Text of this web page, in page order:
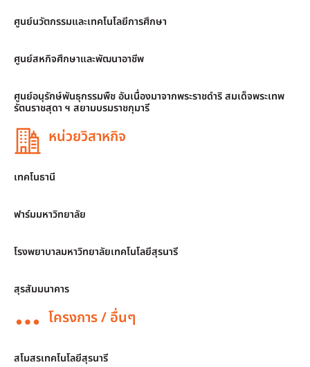
ศูนย์นวัตกรรมและเทคโนโลยีการศึกษา
ศูนย์สหกิจศึกษาและพัฒนาอาชีพ
ศูนย์อนุรักษ์พันธุกรรมพืช อันเนื่องมาจากพระราชดำริ สมเด็จพระเทพ
รัตนราชสุดา ฯ สยามบรมราชกุมารี
หน่วยวิสาหกิจ
เทคโนธานี
ฟาร์มมหาวิทยาลัย
โรงพยาบาลมหาวิทยาลัยเทคโนโลยีสุรนารี
สุรสัมมนาคาร
โครงการ / อื่นๆ
สโมสรเทคโนโลยีสุรนารี